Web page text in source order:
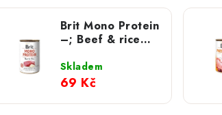
Brit Mono Protein
–; Beef & rice
Skladem
69 Kč